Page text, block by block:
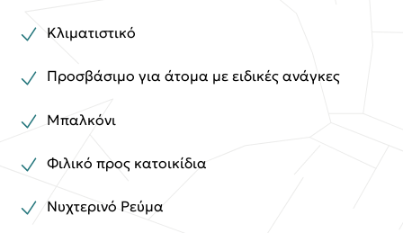
Κλιματιστικό
Προσβάσιμο για άτομα με ειδικές ανάγκες
Μπαλκόνι
Φιλικό προς κατοικίδια
Νυχτερινό Ρεύμα